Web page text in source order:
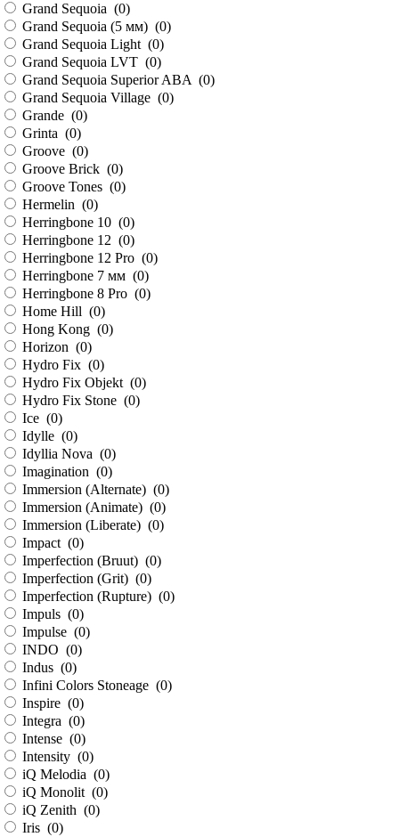
Grand Sequoia (0)
Grand Sequoia (5 мм) (0)
Grand Sequoia Light (0)
Grand Sequoia LVT (0)
Grand Sequoia Superior ABA (0)
Grand Sequoia Village (0)
Grande (0)
Grinta (0)
Groove (0)
Groove Brick (0)
Groove Tones (0)
Hermelin (0)
Herringbone 10 (0)
Herringbone 12 (0)
Herringbone 12 Pro (0)
Herringbone 7 мм (0)
Herringbone 8 Pro (0)
Home Hill (0)
Hong Kong (0)
Horizon (0)
Hydro Fix (0)
Hydro Fix Objekt (0)
Hydro Fix Stone (0)
Ice (0)
Idylle (0)
Idyllia Nova (0)
Imagination (0)
Immersion (Alternate) (0)
Immersion (Animate) (0)
Immersion (Liberate) (0)
Impact (0)
Imperfection (Bruut) (0)
Imperfection (Grit) (0)
Imperfection (Rupture) (0)
Impuls (0)
Impulse (0)
INDO (0)
Indus (0)
Infini Colors Stoneage (0)
Inspire (0)
Integra (0)
Intense (0)
Intensity (0)
iQ Melodia (0)
iQ Monolit (0)
iQ Zenith (0)
Iris (0)